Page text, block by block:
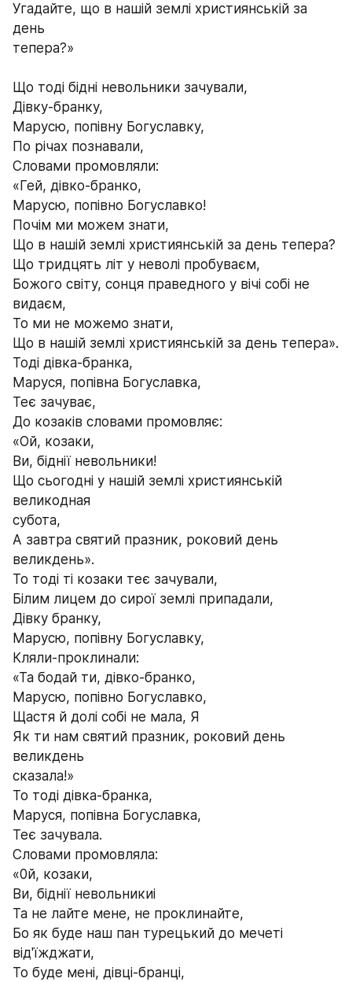
Угадайте, що в нашій землі християнській за
день
тепера?»
Що тоді бідні невольники зачували,
Дівку-бранку,
Марусю, попівну Богуславку,
По річах познавали,
Словами промовляли:
«Гей, дівко-бранко,
Марусю, попівно Богуславко!
Почім ми можем знати,
Що в нашій землі християнській за день тепера?
Що тридцять літ у неволі пробуваєм,
Божого світу, сонця праведного у вічі собі не
видаєм,
То ми не можемо знати,
Що в нашій землі християнській за день тепера».
Тоді дівка-бранка,
Маруся, попівна Богуславка,
Теє зачуває,
До козаків словами промовляє:
«Ой, козаки,
Ви, біднії невольники!
Що сьогодні у нашій землі християнській
великодная
субота,
А завтра святий празник, роковий день
великдень».
То тоді ті козаки теє зачували,
Білим лицем до сирої землі припадали,
Дівку бранку,
Марусю, попівну Богуславку,
Кляли-проклинали:
«Та бодай ти, дівко-бранко,
Марусю, попівно Богуславко,
Щастя й долі собі не мала, Я
Як ти нам святий празник, роковий день
великдень
сказала!»
То тоді дівка-бранка,
Маруся, попівна Богуславка,
Теє зачувала.
Словами промовляла:
«0й, козаки,
Ви, біднії невольникиі
Та не лайте мене, не проклинайте,
Бо як буде наш пан турецький до мечеті
від'їжджати,
То буде мені, дівці-бранці,